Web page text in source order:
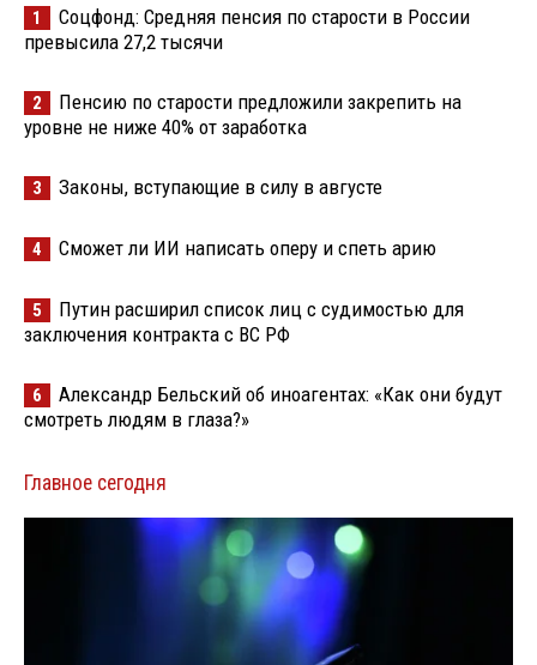
1
Соцфонд: Средняя пенсия по старости в России
превысила 27,2 тысячи
2
Пенсию по старости предложили закрепить на
уровне не ниже 40% от заработка
3 Законы, вступающие в силу в августе
4 Сможет ли ИИ написать оперу и спеть арию
5
Путин расширил список лиц с судимостью для
заключения контракта с ВС РФ
6
Александр Бельский об иноагентах: «Как они будут
смотреть людям в глаза?»
Главное сегодня